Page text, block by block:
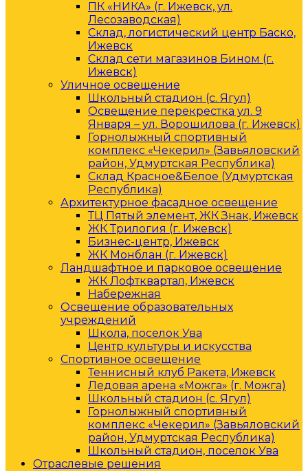
ПК «НИКА» (г. Ижевск, ул.
Лесозаводская)
Склад, логистический центр Баско,
Ижевск
Склад сети магазинов Бином (г.
Ижевск)
Уличное освещение
Школьный стадион (с. Ягул)
Освещение перекрестка ул. 9
Января – ул. Ворошилова (г. Ижевск)
Горнолыжный спортивный
комплекс «Чекерил» (Завьяловский
район, Удмуртская Республика)
Склад Красное&Белое (Удмуртская
Республика)
Архитектурное фасадное освещение
ТЦ Пятый элемент, ЖК Знак, Ижевск
ЖК Трилогия (г. Ижевск)
Бизнес-центр, Ижевск
ЖК Монблан (г. Ижевск)
Ландшафтное и парковое освещение
ЖК Лофтквартал, Ижевск
Набережная
Освещение образовательных
учреждений
Школа, поселок Ува
Центр культуры и искусства
Спортивное освещение
Теннисный клуб Ракета, Ижевск
Ледовая арена «Можга» (г. Можга)
Школьный стадион (с. Ягул)
Горнолыжный спортивный
комплекс «Чекерил» (Завьяловский
район, Удмуртская Республика)
Школьный стадион, поселок Ува
Отраслевые решения